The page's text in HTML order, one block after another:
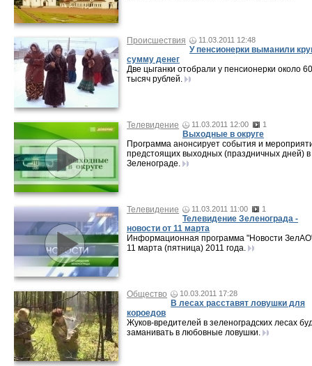
Происшествия 11.03.2011 12:48
У пенсионерки выманили
сумму денег
Две цыганки отобрали у пенсионерки около
тысяч рублей.
Телевидение 11.03.2011 12:00 1
Выходные в округе
Программа анонсирует события и
предстоящих выходных (праздничных дней) в
Зеленограде.
Телевидение 11.03.2011 11:00 1
Телевидение Зеленограда -
новости от 11 марта
Информационная программа "Новости
11 марта (пятница) 2011 года.
Общество 10.03.2011 17:28
В лесах расставят ловушки для
короедов
Жуков-вредителей в зеленоградских лесах
заманивать в любовные ловушки.